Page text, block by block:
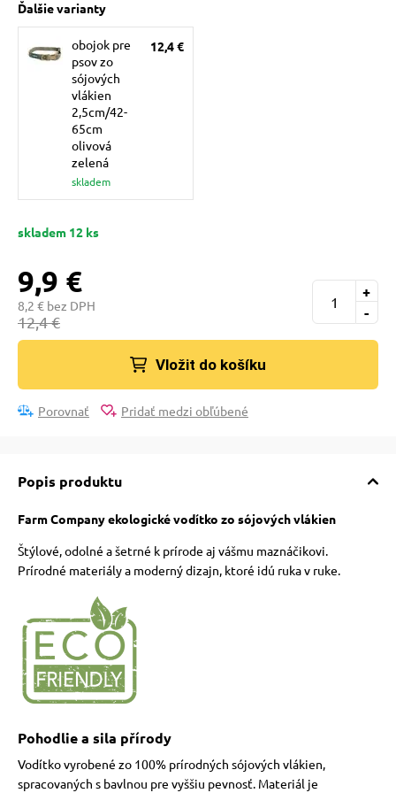
mačky
Ďalšie varianty
obojok pre
psov zo
sójových
vlákien
2,5cm/42-
65cm
olivová
zelená
skladem
12,4 €
skladem 12 ks
9,9 €
8,2 € bez DPH
12,4 € -
+
Vložit do košíku
Porovnať Pridať medzi obľúbené
Popis produktu
Farm Company ekologické vodítko zo sójových vlákien
Štýlové, odolné a šetrné k prírode aj vášmu maznáčikovi.
Prírodné materiály a moderný dizajn, ktoré idú ruka v ruke.
Pohodlie a sila přírody
Vodítko vyrobené zo 100% prírodných sójových vlákien,
spracovaných s bavlnou pre vyššiu pevnosť. Materiál je